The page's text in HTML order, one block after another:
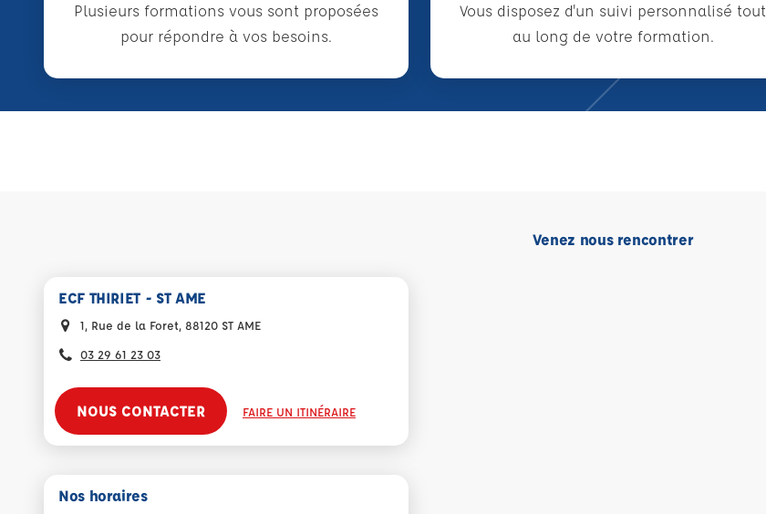
Plusieurs formations vous sont proposées
pour répondre à vos besoins.
Vous disposez d'un suivi personnalisé tout
au long de votre formation.
Venez nous rencontrer
ECF THIRIET - ST AME
1, Rue de la Foret, 88120 ST AME
03 29 61 23 03
NOUS CONTACTER FAIRE UN ITINÉRAIRE
Nos horaires